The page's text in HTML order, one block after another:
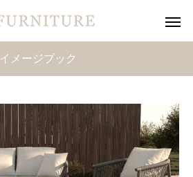
イメージブック